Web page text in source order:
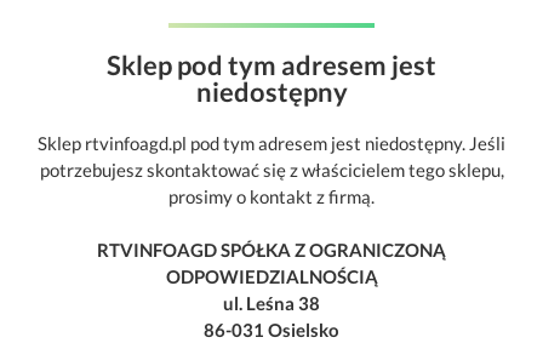
Sklep pod tym adresem jest
niedostępny
Sklep rtvinfoagd.pl pod tym adresem jest niedostępny. Jeśli
potrzebujesz skontaktować się z właścicielem tego sklepu,
prosimy o kontakt z firmą.
RTVINFOAGD SPÓŁKA Z OGRANICZONĄ
ODPOWIEDZIALNOŚCIĄ
ul. Leśna 38
86-031 Osielsko